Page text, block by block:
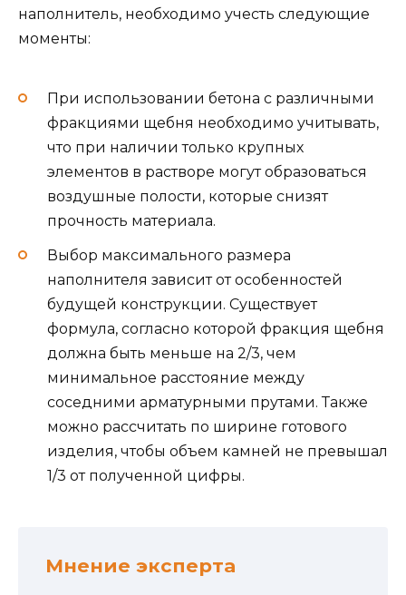
наполнитель, необходимо учесть следующие
моменты:
При использовании бетона с различными
фракциями щебня необходимо учитывать,
что при наличии только крупных
элементов в растворе могут образоваться
воздушные полости, которые снизят
прочность материала.
Выбор максимального размера
наполнителя зависит от особенностей
будущей конструкции. Существует
формула, согласно которой фракция щебня
должна быть меньше на 2/3, чем
минимальное расстояние между
соседними арматурными прутами. Также
можно рассчитать по ширине готового
изделия, чтобы объем камней не превышал
1/3 от полученной цифры.
Мнение эксперта